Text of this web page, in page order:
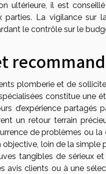
ultérieure, il est
La vigilance sur
le contrôle sur le
plomberie et de
constitue une
d’expérience partagés
un retour terrain
de problèmes ou
loin de la simple
tangibles de sérieux
avis clients ou à une